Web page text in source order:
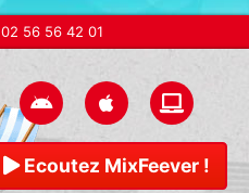
02 56 56 42 01
Ecoutez MixFeever !